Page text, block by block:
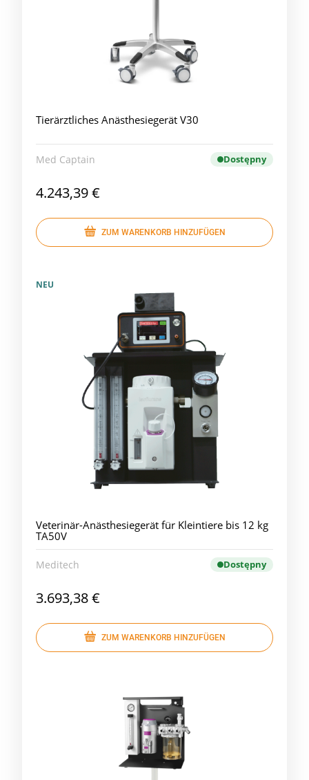
Tierärztliches Anästhesiegerät V30
Med Captain Dostępny
4.243,39 €
ZUM WARENKORB HINZUFÜGEN
Veterinär-Anästhesiegerät für Kleintiere bis 12 kg
TA50V
Meditech Dostępny
3.693,38 €
ZUM WARENKORB HINZUFÜGEN
NEU